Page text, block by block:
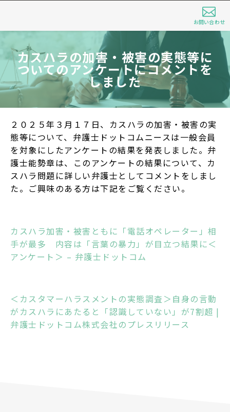
お問い合わせ
カスハラの加害・被害の実態等に
ついてのアンケートにコメントを
しました
２０２５年３月１７日、カスハラの加害・被害の実
態等について、弁護士ドットコムニースは一般会員
を対象にしたアンケートの結果を発表しました。弁
護士能勢章は、このアンケートの結果について、カ
スハラ問題に詳しい弁護士としてコメントをしまし
た。ご興味のある方は下記をご覧ください。
カスハラ加害・被害ともに「電話オペレーター」相
手が最多 内容は「言葉の暴力」が目立つ結果に＜
アンケート＞ – 弁護士ドットコム
＜カスタマーハラスメントの実態調査＞自身の言動
がカスハラにあたると「認識していない」が7割超 |
弁護士ドットコム株式会社のプレスリリース